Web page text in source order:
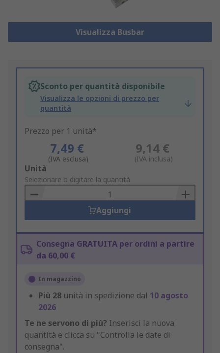
Visualizza Busbar
Sconto per quantità disponibile
Visualizza le opzioni di prezzo per
quantità
Prezzo per 1 unità*
7,49 €
(IVA esclusa)
9,14 €
(IVA inclusa)
Add
to
Basket
Unità
Selezionare o digitare la quantità
Aggiungi
Consegna GRATUITA per ordini a partire
da 60,00 €
In magazzino
Più 28 unità in spedizione dal 10 agosto
2026
Te ne servono di più? Inserisci la nuova
quantità e clicca su "Controlla le date di
consegna".